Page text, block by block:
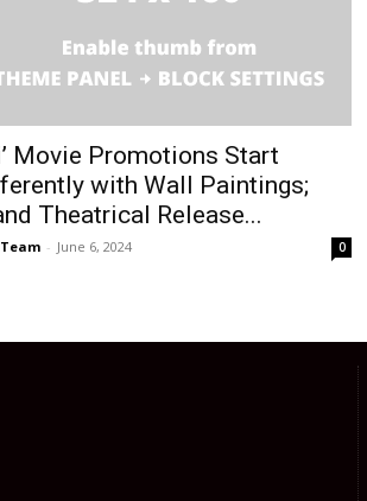
Movie Promotions Start
with Wall Paintings;
Theatrical Release...
- June 6, 2024 0